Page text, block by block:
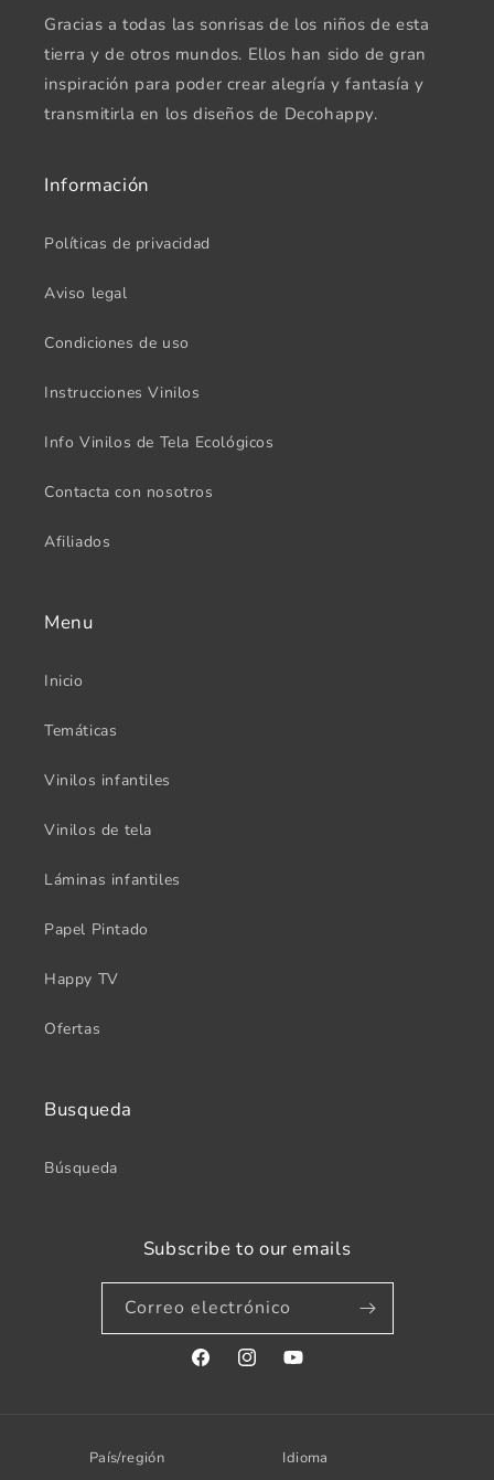
Gracias a todas las sonrisas de los niños de esta
tierra y de otros mundos. Ellos han sido de gran
inspiración para poder crear alegría y fantasía y
transmitirla en los diseños de Decohappy.
Información
Políticas de privacidad
Aviso legal
Condiciones de uso
Instrucciones Vinilos
Info Vinilos de Tela Ecológicos
Contacta con nosotros
Afiliados
Menu
Inicio
Temáticas
Vinilos infantiles
Vinilos de tela
Láminas infantiles
Papel Pintado
Happy TV
Ofertas
Busqueda
Búsqueda
Subscribe to our emails
Correo electrónico
FacebookInstagramYouTube
País/región Idioma